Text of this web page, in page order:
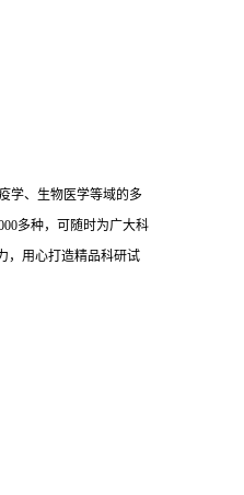
学、生物医学等域的多
多种，可随时为广大科
，用心打造精品科研试